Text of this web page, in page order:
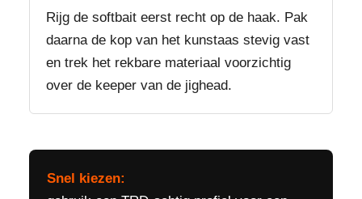
Rijg de softbait eerst recht op de haak. Pak
daarna de kop van het kunstaas stevig vast
en trek het rekbare materiaal voorzichtig
over de keeper van de jighead.
Snel kiezen: